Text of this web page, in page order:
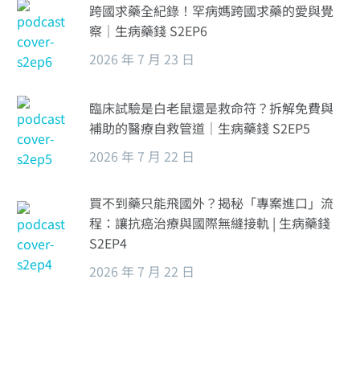
跨國求藥全紀錄！罕病媽跨國求藥的愛與覺
察｜生病藥錢 S2EP6
2026 年 7 月 23 日
臨床試驗是白老鼠還是救命符？拆解免費與
補助的醫療自救管道｜生病藥錢 S2EP5
2026 年 7 月 22 日
買不到藥只能飛國外？揭秘「專案進口」流
程：讓抗癌治療與國際無縫接軌 | 生病藥錢
S2EP4
2026 年 7 月 22 日